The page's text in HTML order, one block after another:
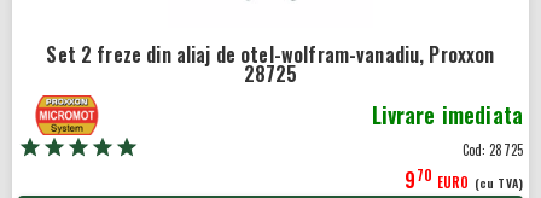
Set 2 freze din aliaj de otel-wolfram-vanadiu, Proxxon
28725
Livrare imediata
Cod:28725
970 EURO (cu TVA)